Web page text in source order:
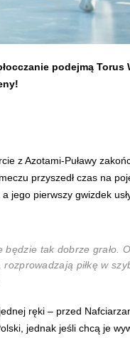
podejmą
z Azotami-Puławy
przyszedł czas na
jego pierwszy gwizdek
tak dobrze grało.
piłkę w
ręki – przed
jednak jeśli chcą je